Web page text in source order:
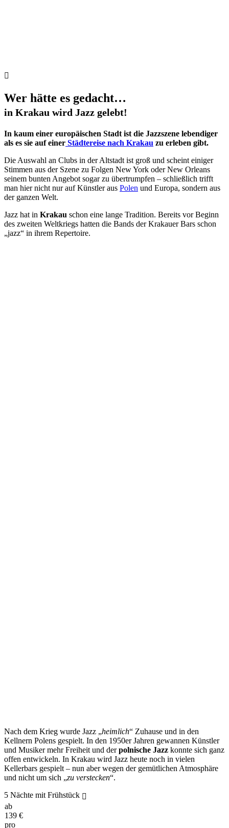
Wer hätte es gedacht…
in Krakau wird Jazz gelebt!
In kaum einer europäischen Stadt ist die Jazzszene lebendiger
als es sie auf einer Städtereise nach Krakau zu erleben gibt.
Die Auswahl an Clubs in der Altstadt ist groß und scheint einiger
Stimmen aus der Szene zu Folgen New York oder New Orleans
seinem bunten Angebot sogar zu übertrumpfen – schließlich trifft
man hier nicht nur auf Künstler aus Polen und Europa, sondern aus
der ganzen Welt.
Jazz hat in Krakau schon eine lange Tradition. Bereits vor Beginn
des zweiten Weltkriegs hatten die Bands der Krakauer Bars schon
„jazz“ in ihrem Repertoire.
Nach dem Krieg wurde Jazz „heimlich“ Zuhause und in den
Kellnern Polens gespielt. In den 1950er Jahren gewannen Künstler
und Musiker mehr Freiheit und derpolnische Jazz konnte sich ganz
offen entwickeln. In Krakau wird Jazz heute noch in vielen
Kellerbars gespielt – nun aber wegen der gemütlichen Atmosphäre
und nicht um sich „zu verstecken“.
5 Nächte mit Frühstück
ab
139 €
pro